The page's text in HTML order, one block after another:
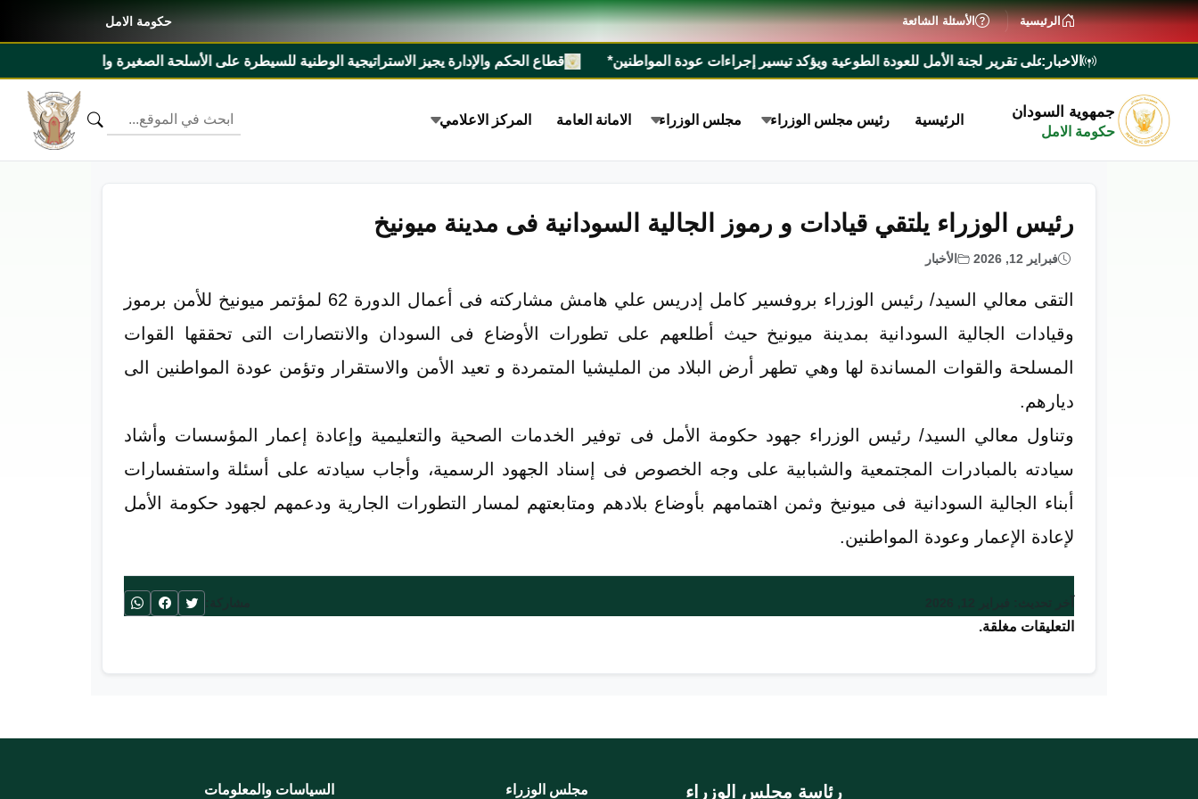
الرئيسية الأسئلة الشائعة حكومة الامل
الاخبار:
رئيس الوزراء يطلع على تقرير لجنة الأمل للعودة الطوعية ويؤكد تيسير إجراءات عودة المواطنين* قطاع الحكم والإدارة يجيز الاستراتيجية الوطنية للسيطرة على الأسلحة الصغيرة والخفيفة ٢٠٢٧م _ ٢٠٣١م ومذكرة تفاهم بين السودان وليبيريا
جمهوية السودان
حكومة الامل
الرئيسية رئيس مجلس الوزراء مجلس الوزراء الامانة العامة المركز الاعلامي
رئيس الوزراء يلتقي قيادات و رموز الجالية السودانية فى مدينة ميونيخ
فبراير 12, 2026 الأخبار
التقى معالي السيد/ رئيس الوزراء بروفسير كامل إدريس علي هامش مشاركته فى أعمال الدورة 62 لمؤتمر ميونيخ للأمن برموز
وقيادات الجالية السودانية بمدينة ميونيخ حيث أطلعهم على تطورات الأوضاع فى السودان والانتصارات التى تحققها القوات
المسلحة والقوات المساندة لها وهي تطهر أرض البلاد من المليشيا المتمردة و تعيد الأمن والاستقرار وتؤمن عودة المواطنين الى
ديارهم.
وتناول معالي السيد/ رئيس الوزراء جهود حكومة الأمل فى توفير الخدمات الصحية والتعليمية وإعادة إعمار المؤسسات وأشاد
سيادته بالمبادرات المجتمعية والشبابية على وجه الخصوص فى إسناد الجهود الرسمية، وأجاب سيادته على أسئلة واستفسارات
أبناء الجالية السودانية فى ميونيخ وثمن اهتمامهم بأوضاع بلادهم ومتابعتهم لمسار التطورات الجارية ودعمهم لجهود حكومة الأمل
لإعادة الإعمار وعودة المواطنين.
التعليقات مغلقة.
السياسات والمعلومات مجلس الوزراء رئاسة مجلس الوزراء